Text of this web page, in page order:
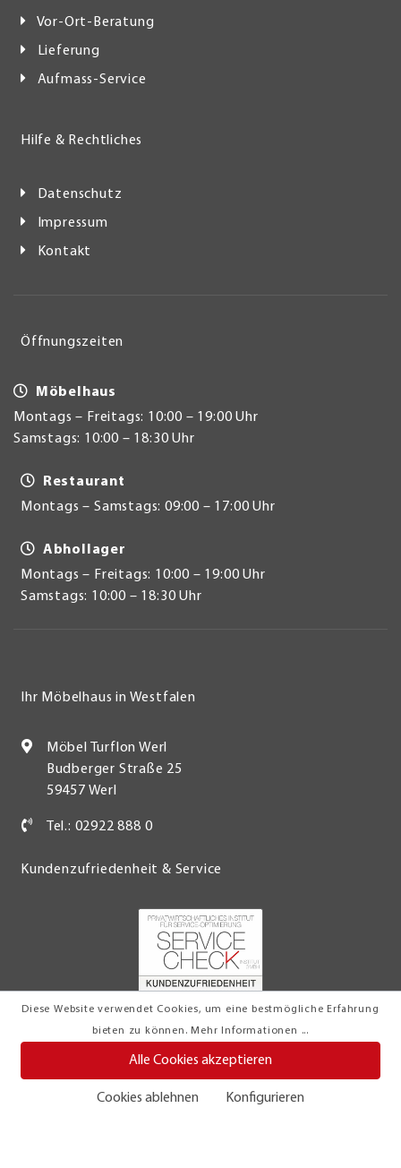
Diese Website verwendet Cookies, um eine bestmögliche Erfahrung
bieten zu können. Mehr Informationen ...
Alle Cookies akzeptieren
Cookies ablehnen Konfigurieren
Vor-Ort-Beratung
Lieferung
Aufmass-Service
Hilfe & Rechtliches
Datenschutz
Impressum
Kontakt
Öffnungszeiten
Möbelhaus
Montags – Freitags: 10:00 – 19:00 Uhr
Samstags: 10:00 – 18:30 Uhr
Restaurant
Montags – Samstags: 09:00 – 17:00 Uhr
Abhollager
Montags – Freitags: 10:00 – 19:00 Uhr
Samstags: 10:00 – 18:30 Uhr
Ihr Möbelhaus in Westfalen
Möbel Turflon Werl
Budberger Straße 25
59457 Werl
Tel.: 02922 888 0
Kundenzufriedenheit & Service